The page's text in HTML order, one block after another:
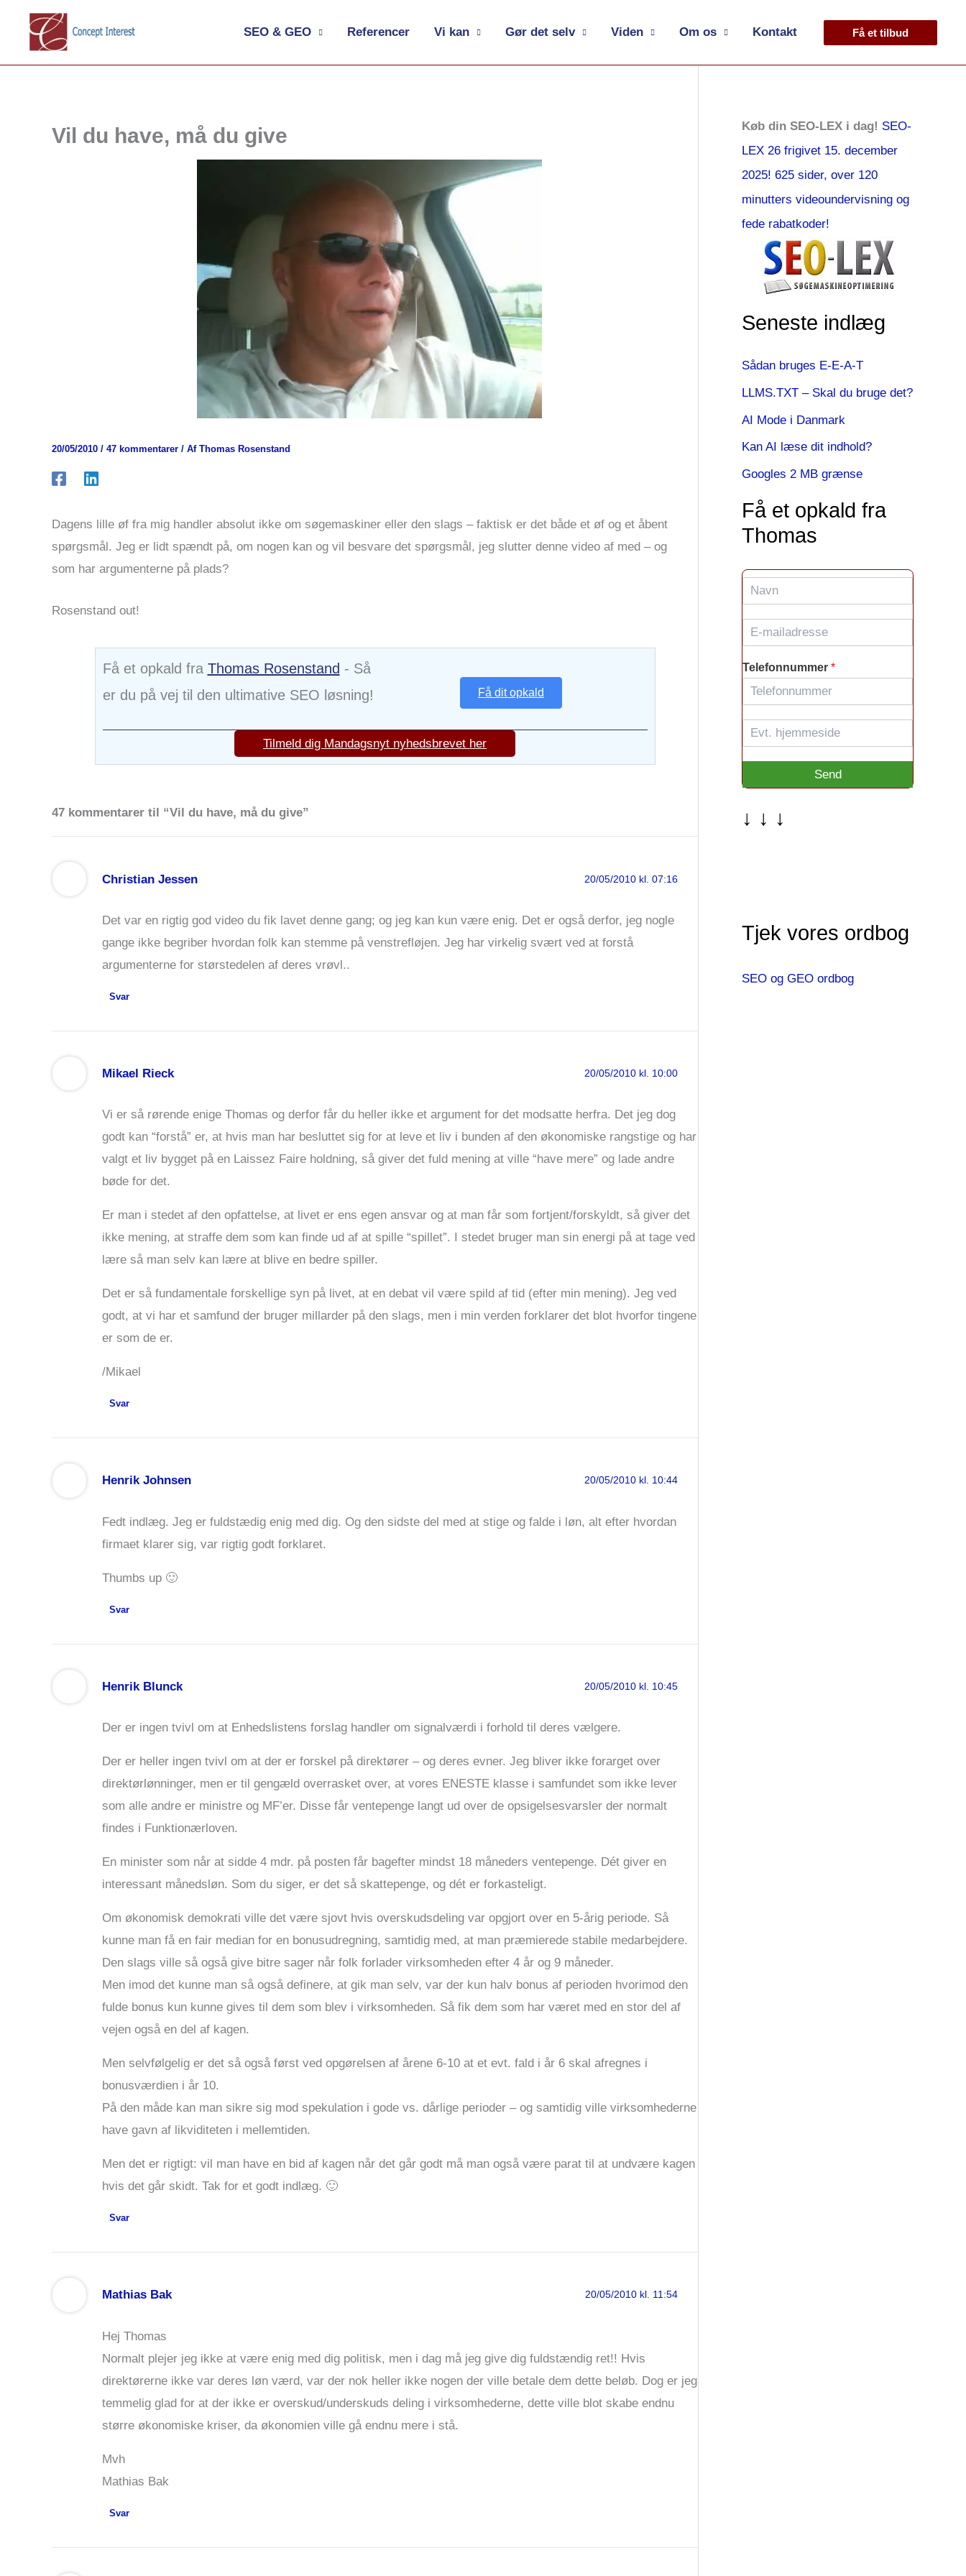
indholdet
SEO & GEO Referencer Vi kan Gør det selv Viden Om os Kontakt Få et tilbud
Vil du have, må du give
20/05/2010 / 47 kommentarer / Af Thomas Rosenstand
Dagens lille øf fra mig handler absolut ikke om søgemaskiner eller den slags – faktisk er det både et øf og et åbent
spørgsmål. Jeg er lidt spændt på, om nogen kan og vil besvare det spørgsmål, jeg slutter denne video af med – og
som har argumenterne på plads?
Rosenstand out!
Få et opkald fra Thomas Rosenstand - Så
er du på vej til den ultimative SEO løsning!
Få dit opkald
Tilmeld dig Mandagsnyt nyhedsbrevet her
47 kommentarer til “Vil du have, må du give”
Christian Jessen 20/05/2010 kl. 07:16
Det var en rigtig god video du fik lavet denne gang; og jeg kan kun være enig. Det er også derfor, jeg nogle
gange ikke begriber hvordan folk kan stemme på venstrefløjen. Jeg har virkelig svært ved at forstå
argumenterne for størstedelen af deres vrøvl..
Svar
Mikael Rieck 20/05/2010 kl. 10:00
Vi er så rørende enige Thomas og derfor får du heller ikke et argument for det modsatte herfra. Det jeg dog
godt kan “forstå” er, at hvis man har besluttet sig for at leve et liv i bunden af den økonomiske rangstige og har
valgt et liv bygget på en Laissez Faire holdning, så giver det fuld mening at ville “have mere” og lade andre
bøde for det.
Er man i stedet af den opfattelse, at livet er ens egen ansvar og at man får som fortjent/forskyldt, så giver det
ikke mening, at straffe dem som kan finde ud af at spille “spillet”. I stedet bruger man sin energi på at tage ved
lære så man selv kan lære at blive en bedre spiller.
Det er så fundamentale forskellige syn på livet, at en debat vil være spild af tid (efter min mening). Jeg ved
godt, at vi har et samfund der bruger millarder på den slags, men i min verden forklarer det blot hvorfor tingene
er som de er.
/Mikael
Svar
Henrik Johnsen 20/05/2010 kl. 10:44
Fedt indlæg. Jeg er fuldstædig enig med dig. Og den sidste del med at stige og falde i løn, alt efter hvordan
firmaet klarer sig, var rigtig godt forklaret.
Thumbs up 🙂
Svar
Henrik Blunck 20/05/2010 kl. 10:45
Der er ingen tvivl om at Enhedslistens forslag handler om signalværdi i forhold til deres vælgere.
Der er heller ingen tvivl om at der er forskel på direktører – og deres evner. Jeg bliver ikke forarget over
direktørlønninger, men er til gengæld overrasket over, at vores ENESTE klasse i samfundet som ikke lever
som alle andre er ministre og MF’er. Disse får ventepenge langt ud over de opsigelsesvarsler der normalt
findes i Funktionærloven.
En minister som når at sidde 4 mdr. på posten får bagefter mindst 18 måneders ventepenge. Dét giver en
interessant månedsløn. Som du siger, er det så skattepenge, og dét er forkasteligt.
Om økonomisk demokrati ville det være sjovt hvis overskudsdeling var opgjort over en 5-årig periode. Så
kunne man få en fair median for en bonusudregning, samtidig med, at man præmierede stabile medarbejdere.
Den slags ville så også give bitre sager når folk forlader virksomheden efter 4 år og 9 måneder.
Men imod det kunne man så også definere, at gik man selv, var der kun halv bonus af perioden hvorimod den
fulde bonus kun kunne gives til dem som blev i virksomheden. Så fik dem som har været med en stor del af
vejen også en del af kagen.
Men selvfølgelig er det så også først ved opgørelsen af årene 6-10 at et evt. fald i år 6 skal afregnes i
bonusværdien i år 10.
På den måde kan man sikre sig mod spekulation i gode vs. dårlige perioder – og samtidig ville virksomhederne
have gavn af likviditeten i mellemtiden.
Men det er rigtigt: vil man have en bid af kagen når det går godt må man også være parat til at undvære kagen
hvis det går skidt. Tak for et godt indlæg. 🙂
Svar
Mathias Bak 20/05/2010 kl. 11:54
Hej Thomas
Normalt plejer jeg ikke at være enig med dig politisk, men i dag må jeg give dig fuldstændig ret!! Hvis
direktørerne ikke var deres løn værd, var der nok heller ikke nogen der ville betale dem dette beløb. Dog er jeg
temmelig glad for at der ikke er overskud/underskuds deling i virksomhederne, dette ville blot skabe endnu
større økonomiske kriser, da økonomien ville gå endnu mere i stå.
Mvh
Mathias Bak
Svar
Køb din SEO-LEX i dag! SEO-
LEX 26 frigivet 15. december
2025! 625 sider, over 120
minutters videoundervisning og
fede rabatkoder!
Seneste indlæg
Sådan bruges E-E-A-T
LLMS.TXT – Skal du bruge det?
AI Mode i Danmark
Kan AI læse dit indhold?
Googles 2 MB grænse
Få et opkald fra
Thomas
a
i
Telefonnummer *
m
s
i
Send
↓ ↓ ↓
Tjek vores ordbog
SEO og GEO ordbog